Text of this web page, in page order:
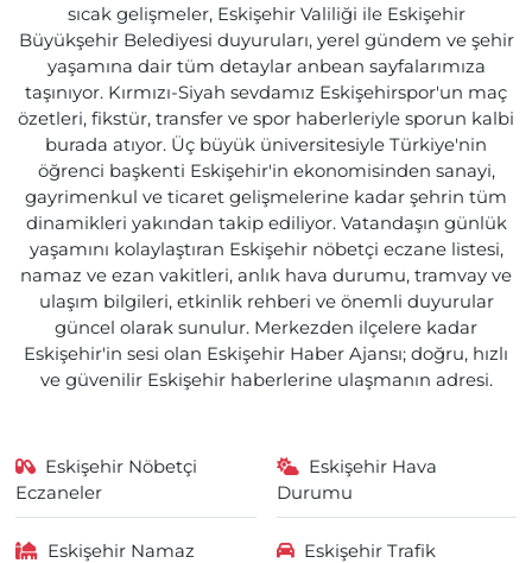
sıcak gelişmeler, Eskişehir Valiliği ile Eskişehir
Büyükşehir Belediyesi duyuruları, yerel gündem ve şehir
yaşamına dair tüm detaylar anbean sayfalarımıza
taşınıyor. Kırmızı-Siyah sevdamız Eskişehirspor'un maç
özetleri, fikstür, transfer ve spor haberleriyle sporun kalbi
burada atıyor. Üç büyük üniversitesiyle Türkiye'nin
öğrenci başkenti Eskişehir'in ekonomisinden sanayi,
gayrimenkul ve ticaret gelişmelerine kadar şehrin tüm
dinamikleri yakından takip ediliyor. Vatandaşın günlük
yaşamını kolaylaştıran Eskişehir nöbetçi eczane listesi,
namaz ve ezan vakitleri, anlık hava durumu, tramvay ve
ulaşım bilgileri, etkinlik rehberi ve önemli duyurular
güncel olarak sunulur. Merkezden ilçelere kadar
Eskişehir'in sesi olan Eskişehir Haber Ajansı; doğru, hızlı
ve güvenilir Eskişehir haberlerine ulaşmanın adresi.
Eskişehir Nöbetçi
Eczaneler
Eskişehir Hava
Durumu
Eskişehir Namaz
Eskişehir Trafik